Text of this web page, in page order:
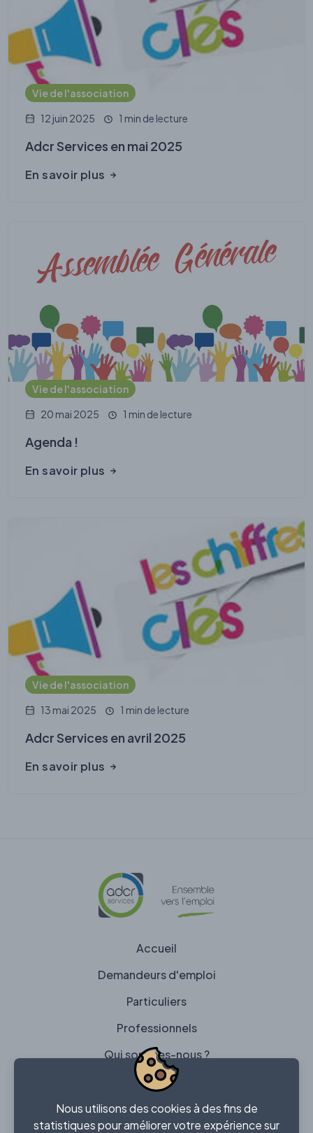
Nous utilisons des cookies à des fins de
statistiques pour améliorer votre expérience sur
Vie de l'association
12 juin 2025
1 min de lecture
Adcr Services en mai 2025
En savoir plus
Vie de l'association
20 mai 2025
1 min de lecture
Agenda !
En savoir plus
Vie de l'association
13 mai 2025
1 min de lecture
Adcr Services en avril 2025
En savoir plus
Accueil
Demandeurs d'emploi
Particuliers
Professionnels
Qui sommes-nous ?
Contact
Mentions légales